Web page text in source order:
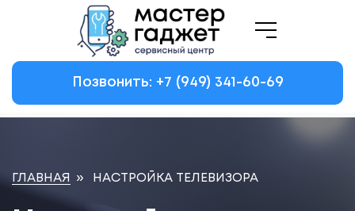
Позвонить: +7 (949) 341-60-69
ГЛАВНАЯ » НАСТРОЙКА ТЕЛЕВИЗОРА